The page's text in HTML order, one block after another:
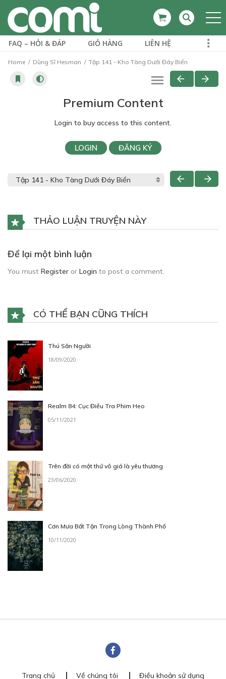
FAQ – HỎI & ĐÁP GIỎ HÀNG LIÊN HỆ
Home Dũng Sĩ Hesman Tập 141 - Kho Tàng Dưới Đáy Biển
Premium Content
Login to buy access to this content.
LOGIN ĐĂNG KÝ
THẢO LUẬN TRUYỆN NÀY
Để lại một bình luận
You must Register or Login to post a comment.
CÓ THỂ BẠN CŨNG THÍCH
Thú Săn Người
18/09/2020
Realm 84: Cục Điều Tra Phim Heo
05/11/2021
Trên đời có một thứ vô giá là yêu thương
23/06/2020
Cơn Mưa Bất Tận Trong Lòng Thành Phố
10/11/2020
Trang chủ Về chúng tôi Điều khoản sử dụng